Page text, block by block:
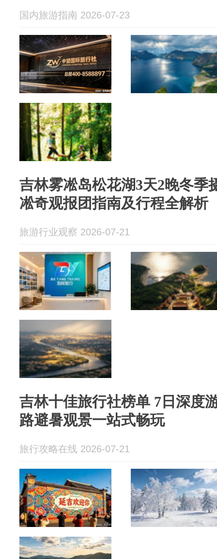
国内旅游指南 2026-07-23
吉林雾凇岛松花湖3天2晚冬季
凇奇观报团指南及行程全解析
旅游行业观察 2026-07-21
吉林十佳旅行社榜单 7日深度
路避暑观景一站式畅玩
旅行攻略在线 2026-07-21